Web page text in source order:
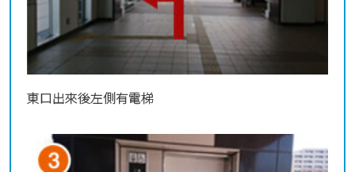
東口出來後左側有電梯